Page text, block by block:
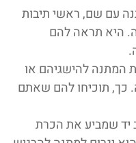
עם שם, ראשי תיבות
היא תראה להם
המתנה להישגיהם או
כך, תוכיחו להם שאתם
יד שמביע את הכרת